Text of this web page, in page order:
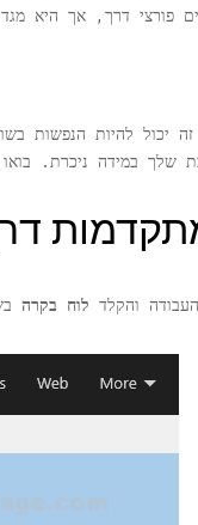
יכול להיות הנפשות
והקלד לוח בקרה